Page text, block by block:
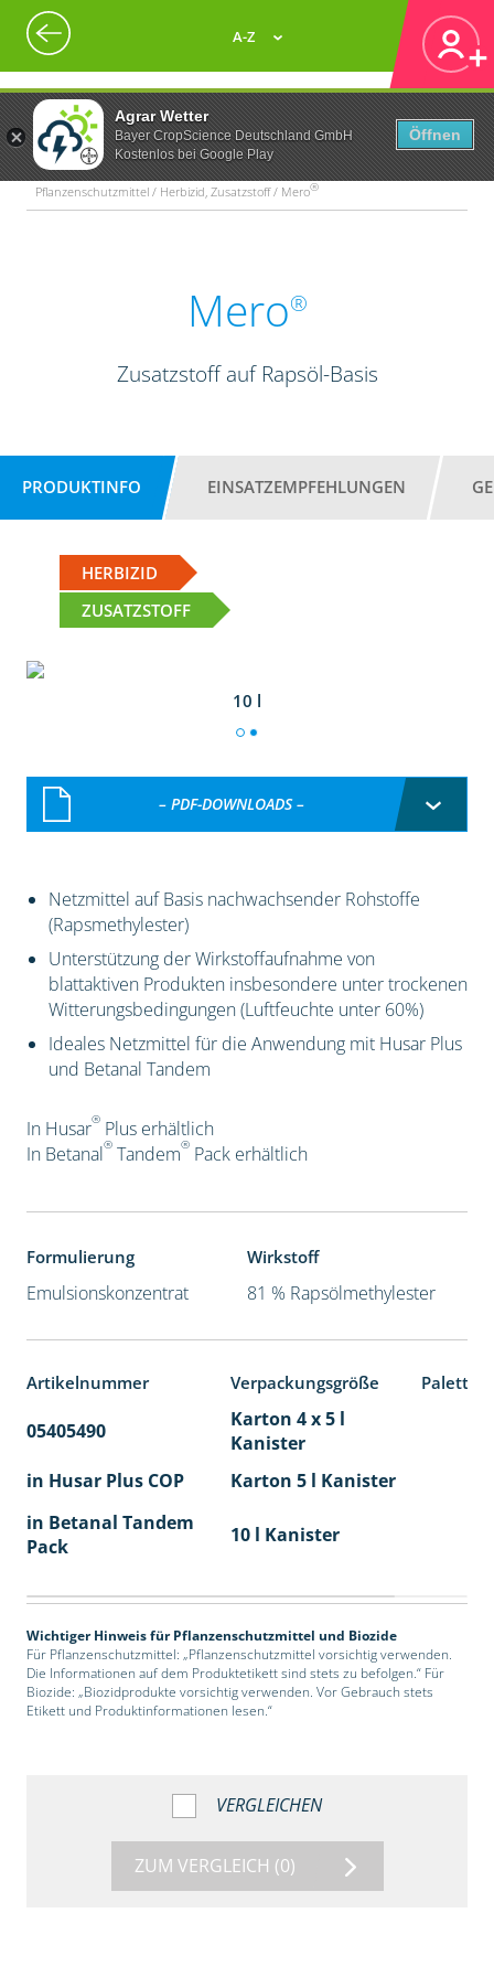
Agrar Wetter
Bayer CropScience Deutschland GmbH
Kostenlos bei Google Play
Öffnen
A-Z
Pflanzenschutzmittel / Herbizid, Zusatzstoff / Mero®
Mero®
Zusatzstoff auf Rapsöl-Basis
PRODUKTINFO EINSATZEMPFEHLUNGEN
HERBIZID
ZUSATZSTOFF
10 l
– PDF-DOWNLOADS –
Netzmittel auf Basis nachwachsender Rohstoffe
(Rapsmethylester)
Unterstützung der Wirkstoffaufnahme von
blattaktiven Produkten insbesondere unter trockenen
Witterungsbedingungen (Luftfeuchte unter 60%)
Ideales Netzmittel für die Anwendung mit Husar Plus
und Betanal Tandem
In Husar®Plus erhältlich
In Betanal®Tandem®Pack erhältlich
Formulierung
Emulsionskonzentrat
Wirkstoff
81 % Rapsölmethylester
Artikelnummer Verpackungsgröße
05405490
Karton 4 x 5 l
Kanister
in Husar Plus COP Karton 5 l Kanister
in Betanal Tandem
Pack
10 l Kanister
Wichtiger Hinweis für Pflanzenschutzmittel und Biozide
Für Pflanzenschutzmittel: „Pflanzenschutzmittel vorsichtig verwenden.
Die Informationen auf dem Produktetikett sind stets zu befolgen.“ Für
Biozide: „Biozidprodukte vorsichtig verwenden. Vor Gebrauch stets
Etikett und Produktinformationen lesen.“
VERGLEICHEN
ZUM VERGLEICH (0)